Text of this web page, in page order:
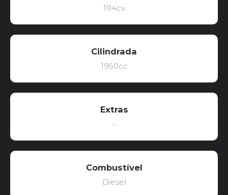
194cv
Cilindrada
1950cc
Extras
-
Combustível
Diesel